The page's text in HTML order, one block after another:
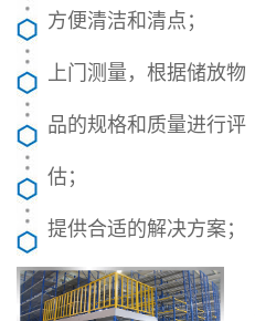
方便清洁和清点；
上门测量，根据储放物
品的规格和质量进行评
估；
提供合适的解决方案；